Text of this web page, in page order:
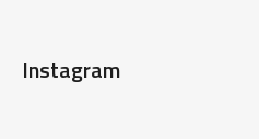
Instagram